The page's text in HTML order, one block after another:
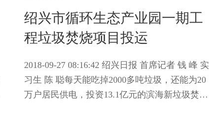
绍兴市循环生态产业园一期工
程垃圾焚烧项目投运
2018-09-27 08:16:42 绍兴日报 首席记者 钱 峰 实
习生 陈 聪每天能吃掉2000多吨垃圾，还能为20
万户居民供电，投资13.1亿元的滨海新垃圾焚烧